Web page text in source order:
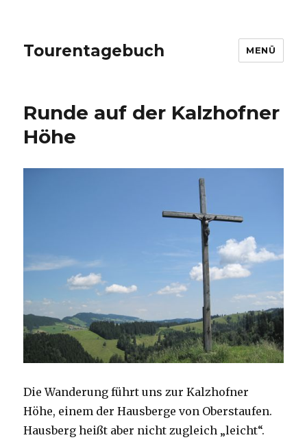
Tourentagebuch MENÜ
Runde auf der Kalzhofner
Höhe
Die Wanderung führt uns zur Kalzhofner
Höhe, einem der Hausberge von Oberstaufen.
Hausberg heißt aber nicht zugleich „leicht“.